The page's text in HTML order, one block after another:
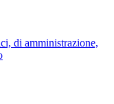
di amministrazione,